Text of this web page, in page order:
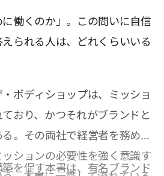
に働くのか」。この問いに自信
られる人は、どれくらいいる
ボディショップは、ミッショ
おり、かつそれがブランドと
。その両社で経営者を務めた
ションの必要性を強く意識す
を促す本書は、有名ブランド